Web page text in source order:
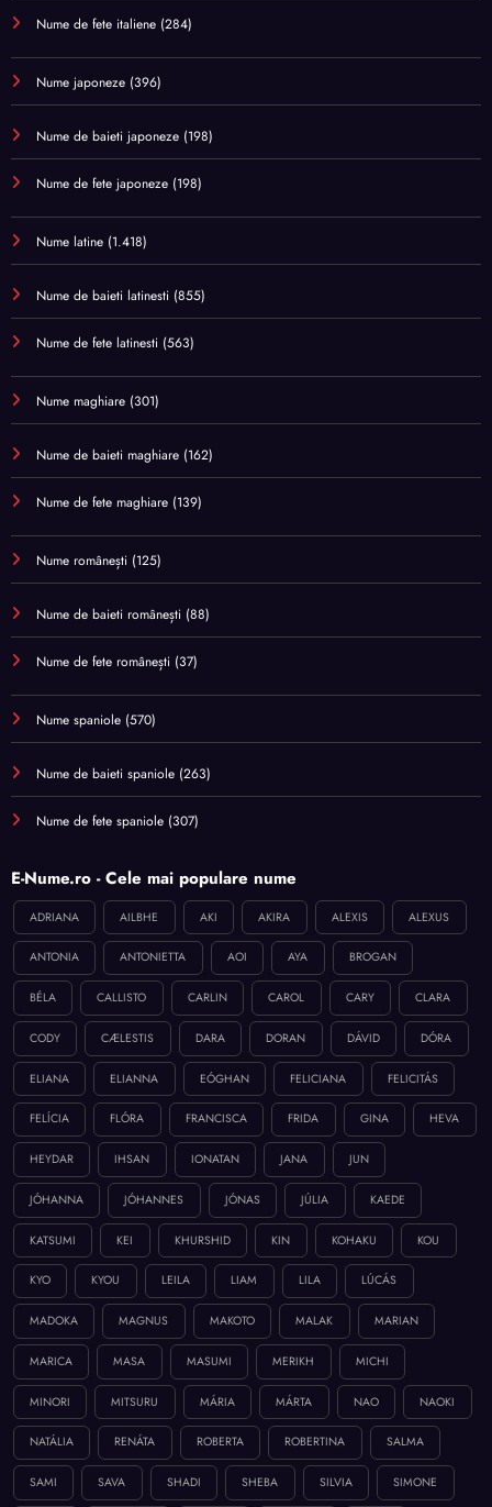
Nume de fete italiene (284)
Nume japoneze (396)
Nume de baieti japoneze (198)
Nume de fete japoneze (198)
Nume latine (1.418)
Nume de baieti latinesti (855)
Nume de fete latinesti (563)
Nume maghiare (301)
Nume de baieti maghiare (162)
Nume de fete maghiare (139)
Nume românești (125)
Nume de baieti românești (88)
Nume de fete românești (37)
Nume spaniole (570)
Nume de baieti spaniole (263)
Nume de fete spaniole (307)
E-Nume.ro - Cele mai populare nume
ADRIANA AILBHE AKI AKIRA ALEXIS ALEXUS
ANTONIA ANTONIETTA AOI AYA BROGAN
BÉLA CALLISTO CARLIN CAROL CARY CLARA
CODY CÆLESTIS DARA DORAN DÁVID DÓRA
ELIANA ELIANNA EÓGHAN FELICIANA FELICITÁS
FELÍCIA FLÓRA FRANCISCA FRIDA GINA HEVA
HEYDAR IHSAN IONATAN JANA JUN
JÓHANNA JÓHANNES JÓNAS JÚLIA KAEDE
KATSUMI KEI KHURSHID KIN KOHAKU KOU
KYO KYOU LEILA LIAM LILA LÚCÁS
MADOKA MAGNUS MAKOTO MALAK MARIAN
MARICA MASA MASUMI MERIKH MICHI
MINORI MITSURU MÁRIA MÁRTA NAO NAOKI
NATÁLIA RENÁTA ROBERTA ROBERTINA SALMA
SAMI SAVA SHADI SHEBA SILVIA SIMONE